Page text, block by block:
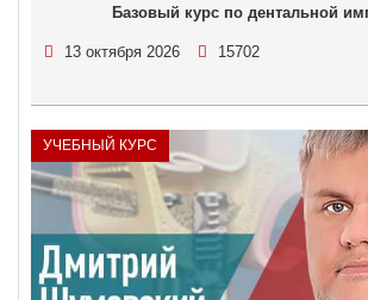
Базовый курс по дентальной
13 октября 2026 15702
УЧЕБНЫЙ КУРС